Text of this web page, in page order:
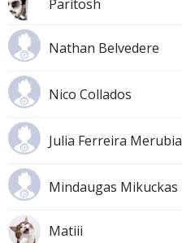
Paritosh
Nathan Belvedere
Nico Collados
Julia Ferreira Merubia
Mindaugas Mikuckas
Matiii